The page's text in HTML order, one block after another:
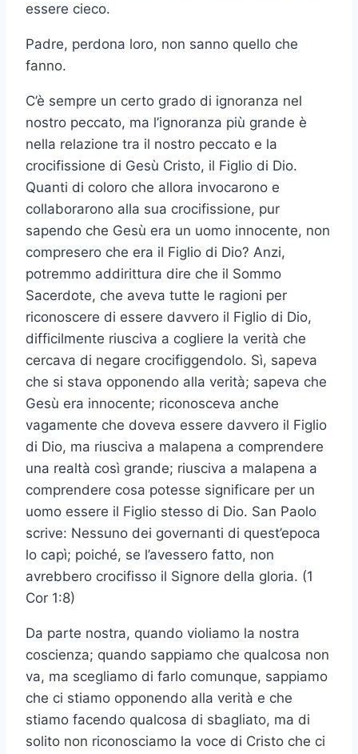
essere cieco.
Padre, perdona loro, non sanno quello che
fanno.
C’è sempre un certo grado di ignoranza nel
nostro peccato, ma l’ignoranza più grande è
nella relazione tra il nostro peccato e la
crocifissione di Gesù Cristo, il Figlio di Dio.
Quanti di coloro che allora invocarono e
collaborarono alla sua crocifissione, pur
sapendo che Gesù era un uomo innocente, non
compresero che era il Figlio di Dio? Anzi,
potremmo addirittura dire che il Sommo
Sacerdote, che aveva tutte le ragioni per
riconoscere di essere davvero il Figlio di Dio,
difficilmente riusciva a cogliere la verità che
cercava di negare crocifiggendolo. Sì, sapeva
che si stava opponendo alla verità; sapeva che
Gesù era innocente; riconosceva anche
vagamente che doveva essere davvero il Figlio
di Dio, ma riusciva a malapena a comprendere
una realtà così grande; riusciva a malapena a
comprendere cosa potesse significare per un
uomo essere il Figlio stesso di Dio. San Paolo
scrive: Nessuno dei governanti di quest’epoca
lo capì; poiché, se l’avessero fatto, non
avrebbero crocifisso il Signore della gloria. (1
Cor 1:8)
Da parte nostra, quando violiamo la nostra
coscienza; quando sappiamo che qualcosa non
va, ma scegliamo di farlo comunque, sappiamo
che ci stiamo opponendo alla verità e che
stiamo facendo qualcosa di sbagliato, ma di
solito non riconosciamo la voce di Cristo che ci